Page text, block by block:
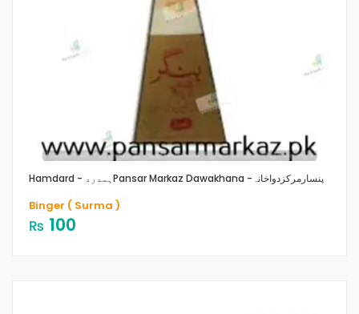
Hamdard - ہمدرد Pansar Markaz Dawakhana -پنسارمرکزدواخانہ
Binger ( Surma )
₨ 100